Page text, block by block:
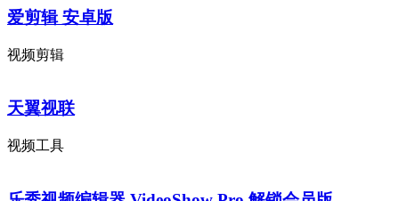
爱剪辑 安卓版
视频剪辑
天翼视联
视频工具